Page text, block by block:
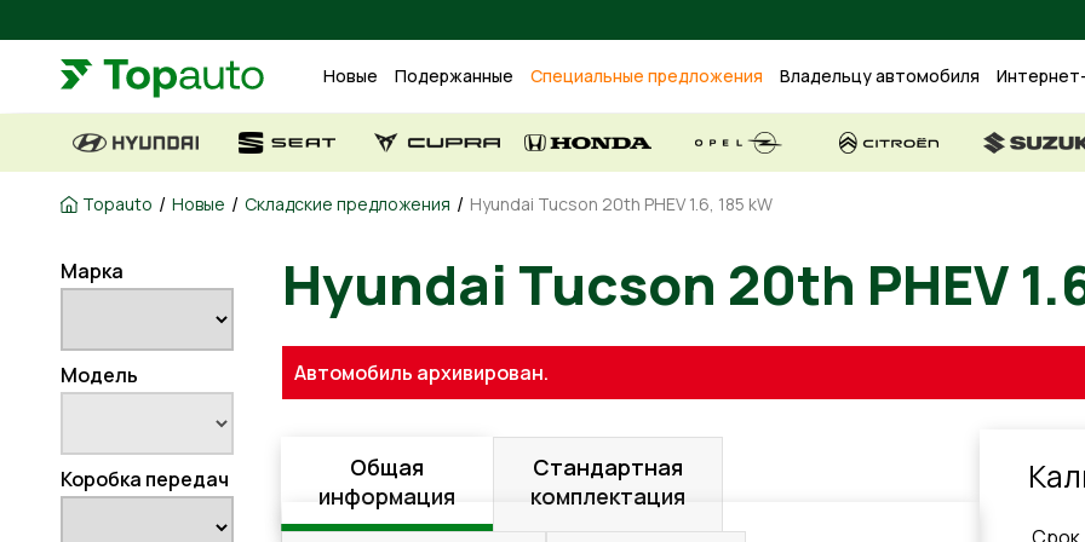
Новые Подержанные Специальные предложения Владельцу автомобиля
Topauto / Новые / Складские предложения / Hyundai Tucson 20th PHEV 1.6, 185 kW
Марка
Модель
Коробка передач
Hyundai Tucson 20th
Автомобиль архивирован.
Общая
информация
Стандартная
комплектация